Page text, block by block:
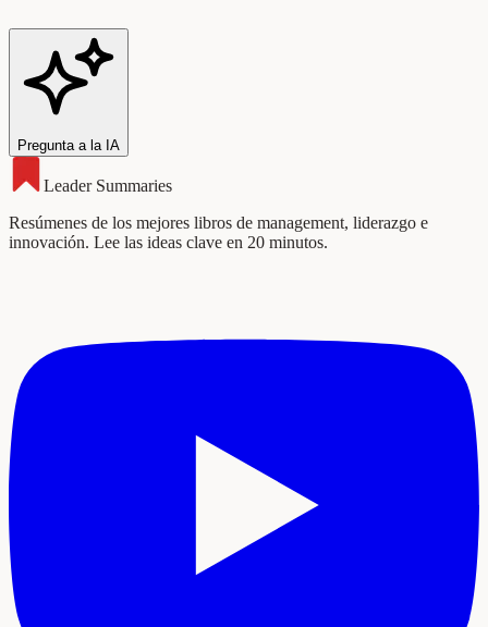
Pregunta a la IA
Leader Summaries
Resúmenes de los mejores libros de management, liderazgo e
innovación. Lee las ideas clave en 20 minutos.